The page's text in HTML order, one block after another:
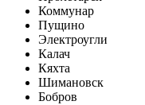
Коммунар
Пущино
Электроугли
Калач
Кяхта
Шимановск
Бобров